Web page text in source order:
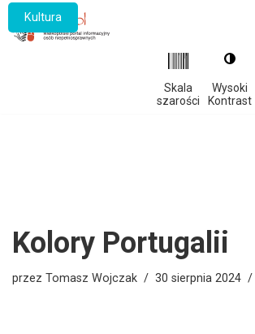
Skala
szarości
Wysoki
Kontrast
Przejdź
Kolory Portugalii
przez Tomasz Wojczak 30 sierpnia 2024
Kultura